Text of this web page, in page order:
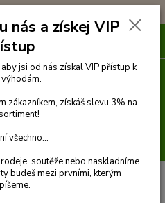
z kůže hlazenice zdobené
Obojek z
nás a získej VIP
jsi od nás získal VIP přístup k
zákazníkem, získáš slevu 3% na
všechno...
soutěže nebo naskladníme
budeš mezi prvními, kterým